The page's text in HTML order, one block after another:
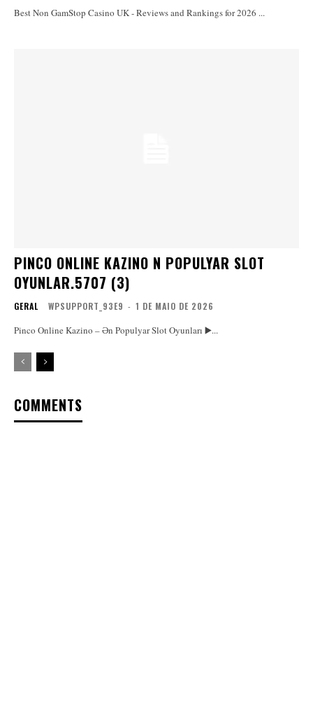
Best Non GamStop Casino UK - Reviews and Rankings for 2026 ...
PINCO ONLINE KAZINO N POPULYAR SLOT
OYUNLAR.5707 (3)
GERAL WPSUPPORT_93E9 - 1 DE MAIO DE 2026
Pinco Online Kazino – Ən Populyar Slot Oyunları ▶️...
COMMENTS